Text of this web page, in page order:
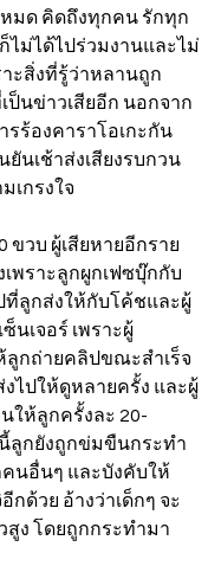
หมด คิดถึงทุกคน รักทุก
ไม่ได้ไปร่วมงานและไม่
ะสิ่งที่รู้ว่าหลานถูก
ป็นข่าวเสียอีก นอกจาก
ร้องคาราโอเกะกัน
ยันเช้าส่งเสียงรบกวน
เกรงใจ
ขวบ ผู้เสียหายอีกราย
เพราะลูกผูกเฟซบุ๊กกับ
ที่ลูกส่งให้กับโค้ชและผู้
นเจอร์ เพราะผู้
กถ่ายคลิปขณะสำเร็จ
งไปให้ดูหลายครั้ง และผู้
ให้ลูกครั้งละ 20-
ลูกยังถูกข่มขืนกระทำ
คนอื่นๆ และบังคับให้
กด้วย อ้างว่าเด็กๆ จะ
สูง โดยถูกกระทำมา